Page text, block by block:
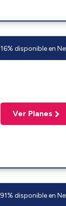
16% disponible en
Ver Planes
91% disponible en